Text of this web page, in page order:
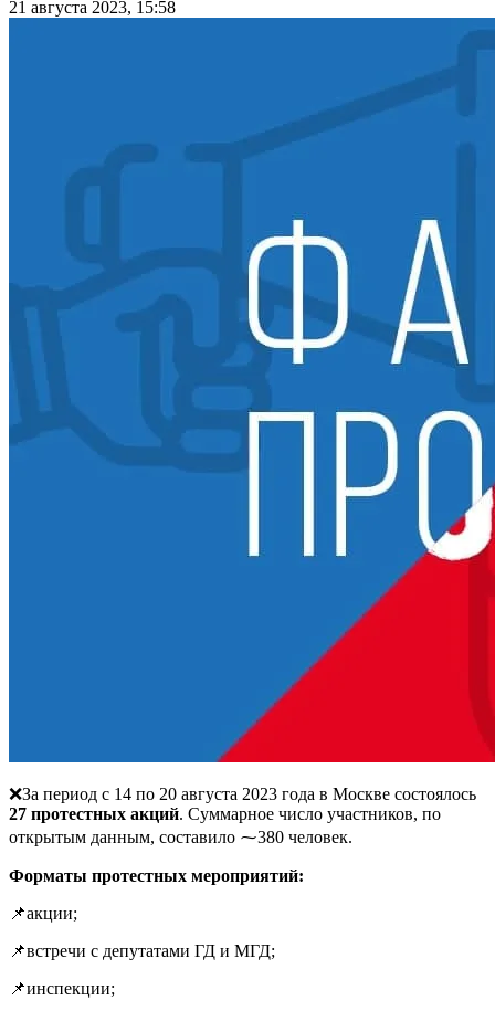
21 августа 2023, 15:58
❌За период с 14 по 20 августа 2023 года в Москве состоялось
27 протестных акций. Суммарное число участников, по
открытым данным, составило ⁓380 человек.
Форматы протестных мероприятий:
📌акции;
📌встречи с депутатами ГД и МГД;
📌инспекции;